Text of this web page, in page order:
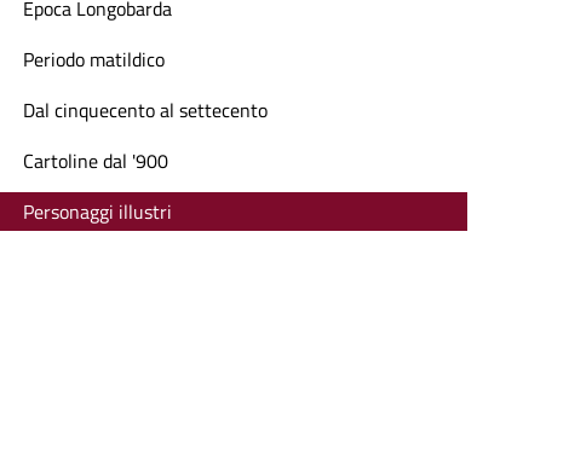
Epoca Longobarda
Periodo matildico
Dal cinquecento al settecento
Cartoline dal '900
Personaggi illustri